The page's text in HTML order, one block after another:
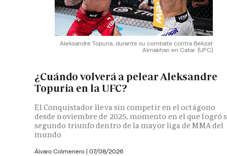
Aleksandre Topuria, durante su combate contra Bekzat
Almakhan en Catar. (UFC)
¿Cuándo volverá a pelear Aleksandre
Topuria en la UFC?
El Conquistador lleva sin competir en el octágono
desde noviembre de 2025, momento en el que logró
segundo triunfo dentro de la mayor liga de MMA del
mundo
Álvaro Colmenero | 07/08/2026